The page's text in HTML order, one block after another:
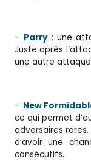
– Parry : une
Juste après
une autre
– New
ce qui permet
adversaires
d’avoir une
consécutifs.